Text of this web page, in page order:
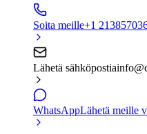
Soita meille+1
Lähetä sähköpostia
WhatsAppLähetä meille